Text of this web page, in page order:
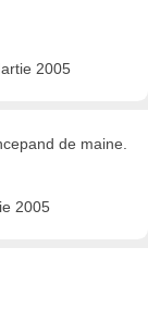
2005
de maine.
2005